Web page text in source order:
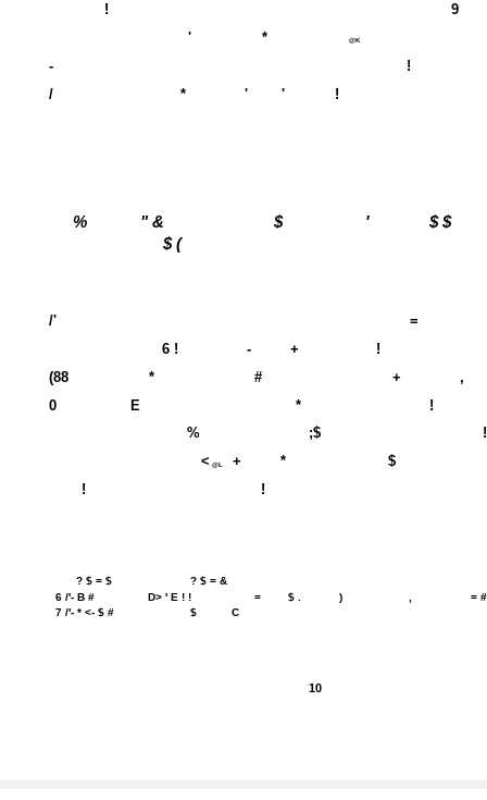
!
9
'
* @K
-
!
/
* ' ' !
% " & $ '
$ $
$ (
/'
=
6 !
- +
!
(88
* # +
,
0
E *
!
%
;$
!
< @L + *
$
!
!
? $ = $
? $ = &
6 /'- B #
D> ' E ! ! = $ . )
= #
7 /'- * <- $ #
$ C
10